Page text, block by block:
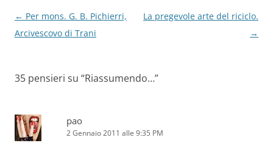
Navigazione
articolo
← Per mons. G. B. Pichierri,
Arcivescovo di Trani
La pregevole arte del riciclo.
→
35 pensieri su “Riassumendo…”
pao
2 Gennaio 2011 alle 9:35 PM